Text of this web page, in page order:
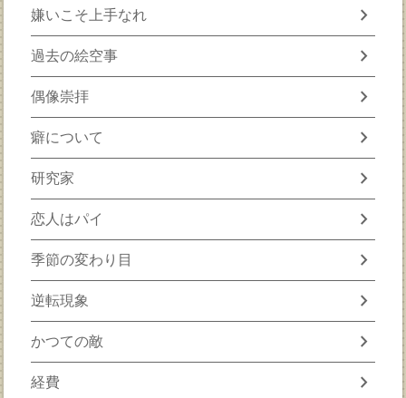
嫌いこそ上手なれ chevron_right
過去の絵空事 chevron_right
偶像崇拝 chevron_right
癖について chevron_right
研究家 chevron_right
恋人はパイ chevron_right
季節の変わり目 chevron_right
逆転現象 chevron_right
かつての敵 chevron_right
経費 chevron_right